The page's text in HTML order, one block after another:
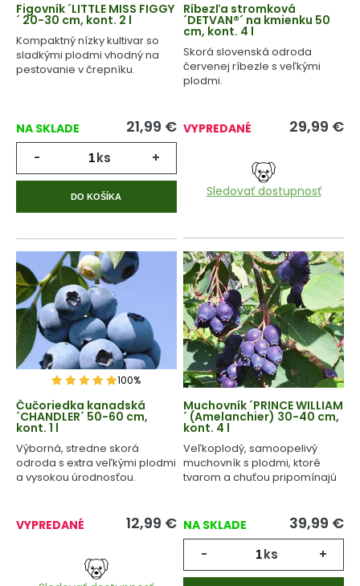
Figovník ´LITTLE MISS FIGGY
´ 20-30 cm, kont. 2 l
Kompaktný nízky kultivar so
sladkými plodmi vhodný na
pestovanie v črepníku.
NA SKLADE 21,99 €
- ks +
DO KOŠÍKA
Ríbezľa stromková
´DETVAN®´ na kmienku 50
cm, kont. 4 l
Skorá slovenská odroda
červenej ríbezle s veľkými
plodmi.
VYPREDANÉ 29,99 €
Sledovať dostupnosť
100%
Čučoriedka kanadská
´CHANDLER´ 50-60 cm,
kont. 1 l
Výborná, stredne skorá
odroda s extra veľkými plodmi
a vysokou úrodnosťou.
VYPREDANÉ 12,99 €
Muchovník ´PRINCE WILLIAM
´ (Amelanchier) 30-40 cm,
kont. 4 l
Veľkoplodý, samoopelivý
muchovník s plodmi, ktoré
tvarom a chuťou pripomínajú
NA SKLADE 39,99 €
- ks +